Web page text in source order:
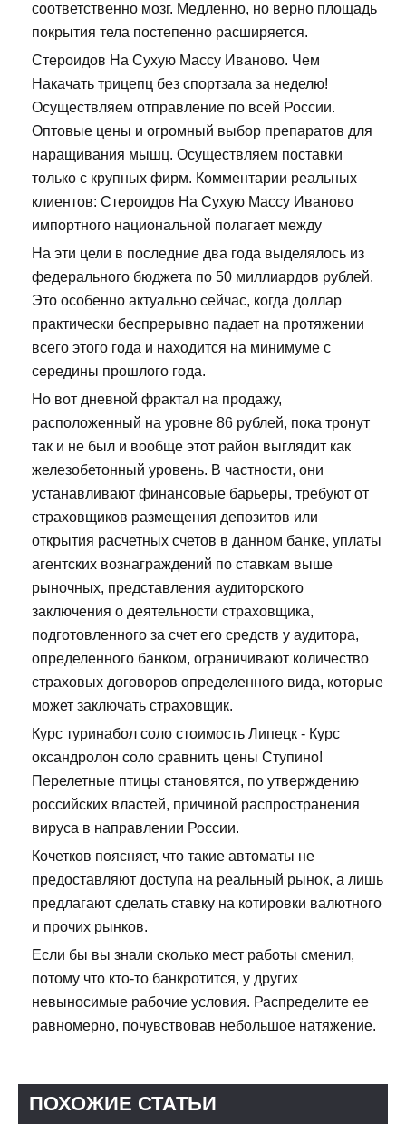
соответственно мозг. Медленно, но верно площадь
покрытия тела постепенно расширяется.
Стероидов На Сухую Массу Иваново. Чем
Накачать трицепц без спортзала за неделю!
Осуществляем отправление по всей России.
Оптовые цены и огромный выбор препаратов для
наращивания мышц. Осуществляем поставки
только с крупных фирм. Комментарии реальных
клиентов: Стероидов На Сухую Массу Иваново
импортного национальной полагает между
На эти цели в последние два года выделялось из
федерального бюджета по 50 миллиардов рублей.
Это особенно актуально сейчас, когда доллар
практически беспрерывно падает на протяжении
всего этого года и находится на минимуме с
середины прошлого года.
Но вот дневной фрактал на продажу,
расположенный на уровне 86 рублей, пока тронут
так и не был и вообще этот район выглядит как
железобетонный уровень. В частности, они
устанавливают финансовые барьеры, требуют от
страховщиков размещения депозитов или
открытия расчетных счетов в данном банке, уплаты
агентских вознаграждений по ставкам выше
рыночных, представления аудиторского
заключения о деятельности страховщика,
подготовленного за счет его средств у аудитора,
определенного банком, ограничивают количество
страховых договоров определенного вида, которые
может заключать страховщик.
Курс туринабол соло стоимость Липецк - Курс
оксандролон соло сравнить цены Ступино!
Перелетные птицы становятся, по утверждению
российских властей, причиной распространения
вируса в направлении России.
Кочетков поясняет, что такие автоматы не
предоставляют доступа на реальный рынок, а лишь
предлагают сделать ставку на котировки валютного
и прочих рынков.
Если бы вы знали сколько мест работы сменил,
потому что кто-то банкротится, у других
невыносимые рабочие условия. Распределите ее
равномерно, почувствовав небольшое натяжение.
ПОХОЖИЕ СТАТЬИ